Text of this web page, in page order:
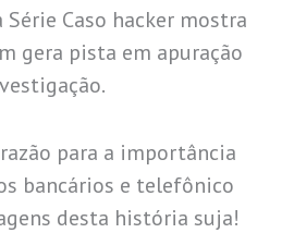
Caso hacker mostra
gera pista em apuração
para a importância
bancários e telefônico
desta história suja!